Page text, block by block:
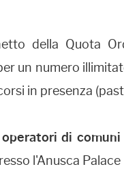
della Quota
un numero
in presenza
di
l'Anusca